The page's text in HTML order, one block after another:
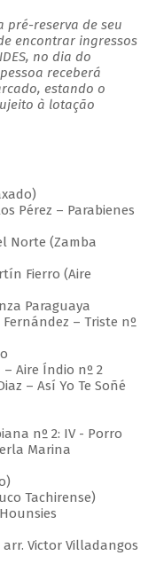
pré-reserva de seu
encontrar ingressos
no dia do
receberá
estando o
à lotação
Pérez – Parabienes
Norte (Zamba
Fierro (Aire
Paraguaya
– Triste nº
– Aire Índio nº 2
– Así Yo Te Soñé
nº 2: IV - Porro
Marina
Tachirense)
arr. Victor Villadangos